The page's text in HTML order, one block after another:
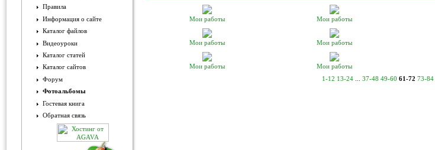
Правила
Информация о сайте
Каталог файлов
Видеоуроки
Каталог статей
Каталог сайтов
Форум
Фотоальбомы
Гостевая книга
Обратная связь
Мои работы Мои работы
Мои работы Мои работы
Мои работы Мои работы
1-12 13-24 37-48 49-60 61-72 73-84